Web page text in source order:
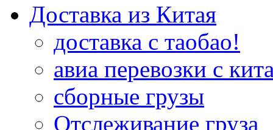
Доставка из Китая
доставка с таобао!
авиа перевозки с
сборные грузы
Отслеживание груза